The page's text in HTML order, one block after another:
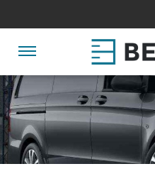
to
content
Jump
to
the
navigation
HOME
OM OSS